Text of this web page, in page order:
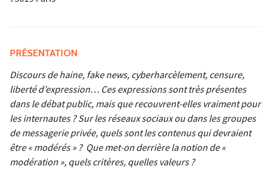
PRÉSENTATION
Discours de haine, fake news, cyberharcèlement, censure,
liberté d’expression… Ces expressions sont très présentes
dans le débat public, mais que recouvrent-elles vraiment pour
les internautes ? Sur les réseaux sociaux ou dans les groupes
de messagerie privée, quels sont les contenus qui devraient
être « modérés » ? Que met-on derrière la notion de «
modération », quels critères, quelles valeurs ?